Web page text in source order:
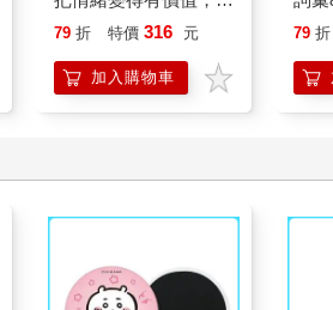
誰都能自在相處
79 折 特價 316 元
加入購物車
79 折